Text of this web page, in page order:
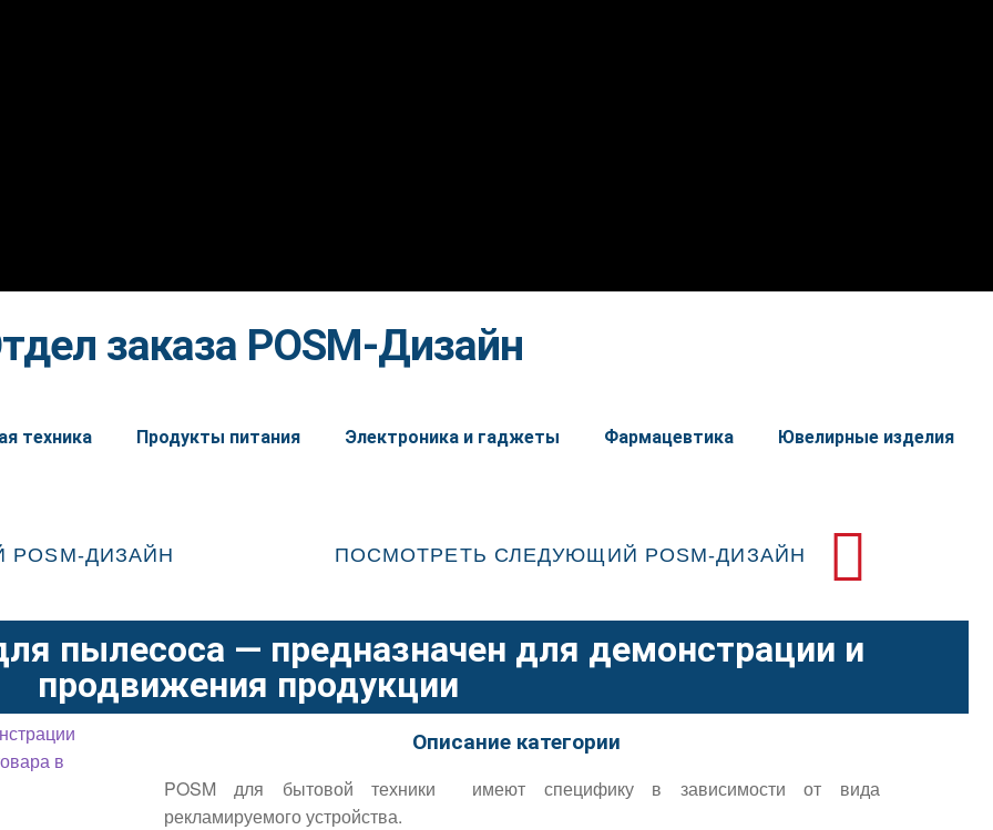
заказа POSM-Дизайн
техника Продукты питания Электроника и гаджеты Фармацевтика Ювелирные изделия
ДИЗАЙН ПОСМОТРЕТЬ СЛЕДУЮЩИЙ POSM-ДИЗАЙН
пылесоса — предназначен для демонстрации и
продвижения продукции
Описание категории
POSM для бытовой техники имеют специфику в зависимости от вида
рекламируемого устройства.